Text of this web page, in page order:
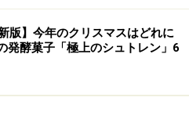
マスタードベーコンエピ
版】今年のクリスマスはどれに
発酵菓子「極上のシュトレン」6